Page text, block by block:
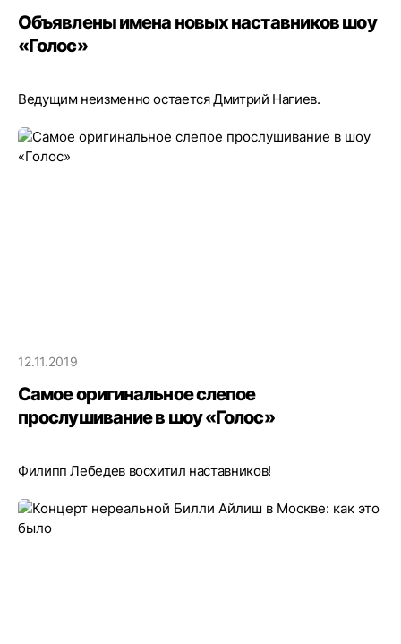
Объявлены имена новых наставников шоу
«Голос»
Ведущим неизменно остается Дмитрий Нагиев.
12.11.2019
Самое оригинальное слепое
прослушивание в шоу «Голос»
Филипп Лебедев восхитил наставников!